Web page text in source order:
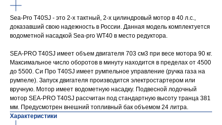
Sea-Pro T40SJ - это 2-х тактный, 2-х цилиндровый мотор в 40 л.с.,
доказавший свою надежность в России. Данная модель комплектуется
водометной насадкой Sea-pro WT40 в место редуктора.
SEA-PRO T40SJ имеет объем двигателя 703 см3 при весе мотора 90 кг.
Максимальное число оборотов в минуту находится в пределах от 4500
до 5500. Си Про Т40SJ имеет румпельное управление (ручка газа на
румпеле). Запуск двигателя производится электростартером или
вручную. Мотор имеет водометную насадку. Подвесной лодочный
мотор SEA-PRO T40SJ рассчитан под стандартную высоту транца 381
мм. Предусмотрен внешний топливный бак объемом 24 литра.
Характеристики